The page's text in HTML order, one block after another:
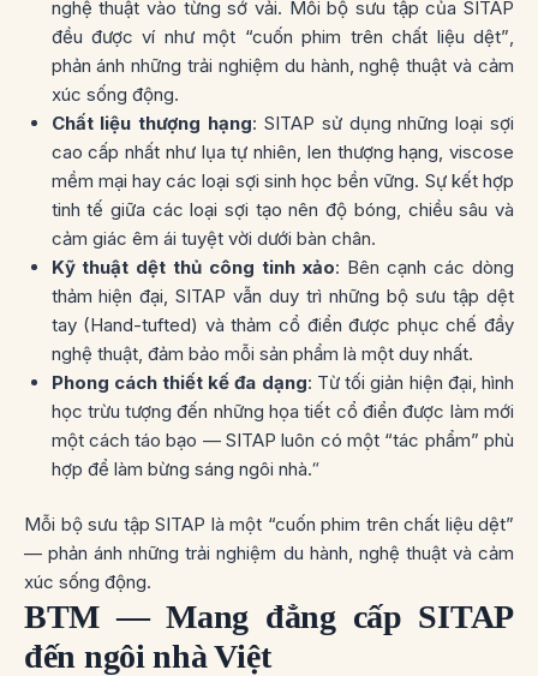
nghệ thuật vào từng sớ vải. Mỗi bộ sưu tập của SITAP
đều được ví như một “cuốn phim trên chất liệu dệt”
phản ánh những trải nghiệm du hành, nghệ thuật và cảm
xúc sống động.
Chất liệu thượng hạng: SITAP sử dụng những loại sợi
cao cấp nhất như lụa tự nhiên, len thượng hạng, viscose
mềm mại hay các loại sợi sinh học bền vững. Sự kết hợp
tinh tế giữa các loại sợi tạo nên độ bóng, chiều sâu và
cảm giác êm ái tuyệt vời dưới bàn chân.
Kỹ thuật dệt thủ công tinh xảo: Bên cạnh các dòng
thảm hiện đại, SITAP vẫn duy trì những bộ sưu tập dệt
tay (Hand-tufted) và thảm cổ điển được phục chế đầy
nghệ thuật, đảm bảo mỗi sản phẩm là một duy nhất.
Phong cách thiết kế đa dạng: Từ tối giản hiện đại, hình
học trừu tượng đến những họa tiết cổ điển được làm mới
một cách táo bạo — SITAP luôn có một “tác phẩm” phù
hợp để làm bừng sáng ngôi nhà.“
Mỗi bộ sưu tập SITAP là một “cuốn phim trên chất liệu dệt”
— phản ánh những trải nghiệm du hành, nghệ thuật và cảm
xúc sống động.
BTM — Mang đẳng cấp SITAP
đến ngôi nhà Việt